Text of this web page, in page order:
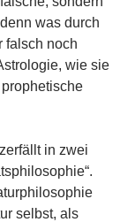
was durch
falsch noch
wie sie
in zwei
selbst, als